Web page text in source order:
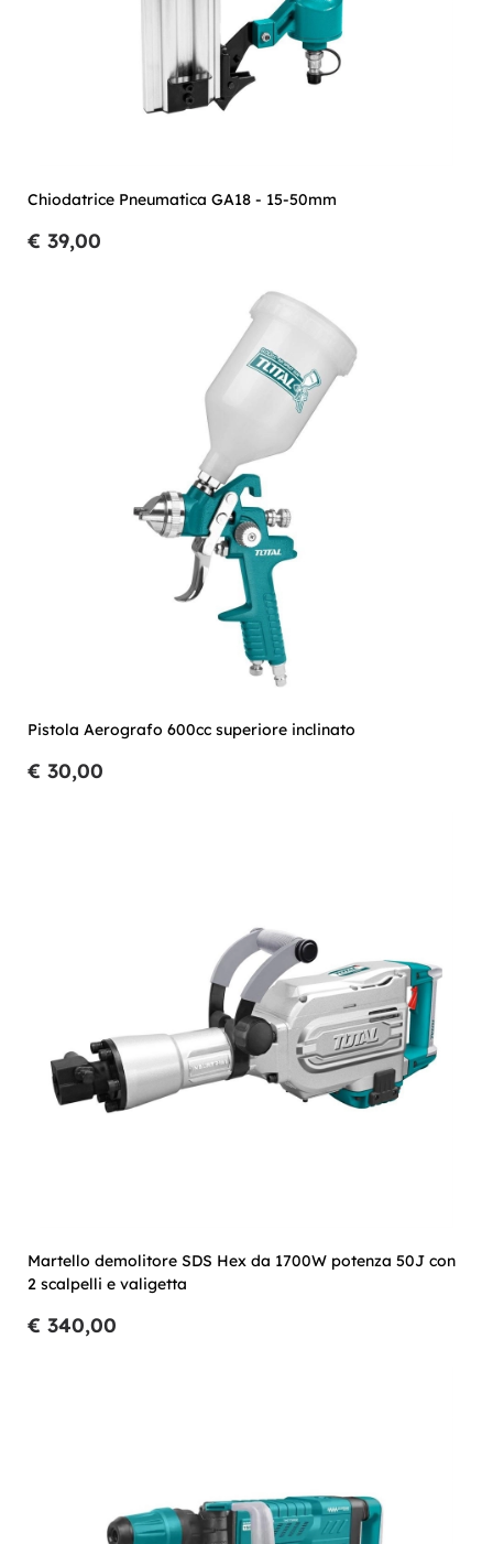
Chiodatrice Pneumatica GA18 - 15-50mm
€ 39,00
Pistola Aerografo 600cc superiore inclinato
€ 30,00
Martello demolitore SDS Hex da 1700W potenza 50J con
2 scalpelli e valigetta
€ 340,00